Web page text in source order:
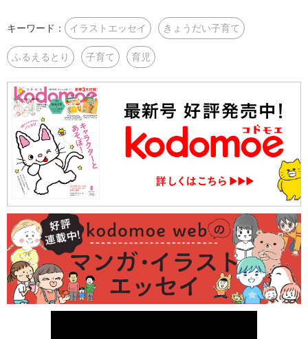
キーワード： イラストエッセイ きょうだい子育て
ふるえるとり 子育て 育児